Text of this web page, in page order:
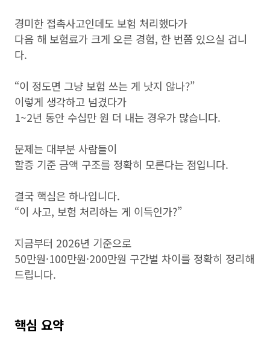
경미한 접촉사고인데도 보험 처리했다가
다음 해 보험료가 크게 오른 경험, 한 번쯤 있으실 겁니
다.
“이 정도면 그냥 보험 쓰는 게 낫지 않나?”
이렇게 생각하고 넘겼다가
1~2년 동안 수십만 원 더 내는 경우가 많습니다.
문제는 대부분 사람들이
할증 기준 금액 구조를 정확히 모른다는 점입니다.
결국 핵심은 하나입니다.
“이 사고, 보험 처리하는 게 이득인가?”
지금부터 2026년 기준으로
50만원·100만원·200만원 구간별 차이를 정확히 정리해
드립니다.
핵심 요약